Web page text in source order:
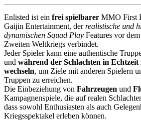
Enlisted ist ein frei spielbarer MMO First
Gaijin Entertainment, derrealistische und
dynamischen Squad Play Features vor
Zweiten Weltkriegs verbindet.
Jeder Spieler kann eine authentische
und während der Schlachten in Echtzeit
wechseln, um Ziele mit anderen Spielern
Truppen zu erreichen.
Die Einbeziehung von Fahrzeugen und
Kampagnenspiele, die auf realen
dass sowohl Enthusiasten als auch
Kriegsspektakel erleben können.